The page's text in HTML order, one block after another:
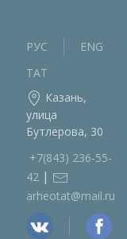
РУС
ENG
ТАТ
Казань,
улица
Бутлерова, 30
+7(843) 236‑55-
42 |
arheotat@mail.ru